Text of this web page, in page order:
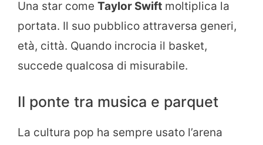
Una star come Taylor Swift moltiplica la
portata. Il suo pubblico attraversa generi,
età, città. Quando incrocia il basket,
succede qualcosa di misurabile.
Il ponte tra musica e parquet
La cultura pop ha sempre usato l’arena